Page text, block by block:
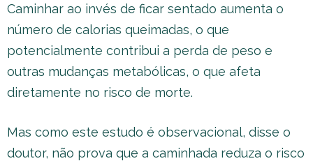
Caminhar ao invés de ficar sentado aumenta o
número de calorias queimadas, o que
potencialmente contribui a perda de peso e
outras mudanças metabólicas, o que afeta
diretamente no risco de morte.
Mas como este estudo é observacional, disse o
doutor, não prova que a caminhada reduza o risco